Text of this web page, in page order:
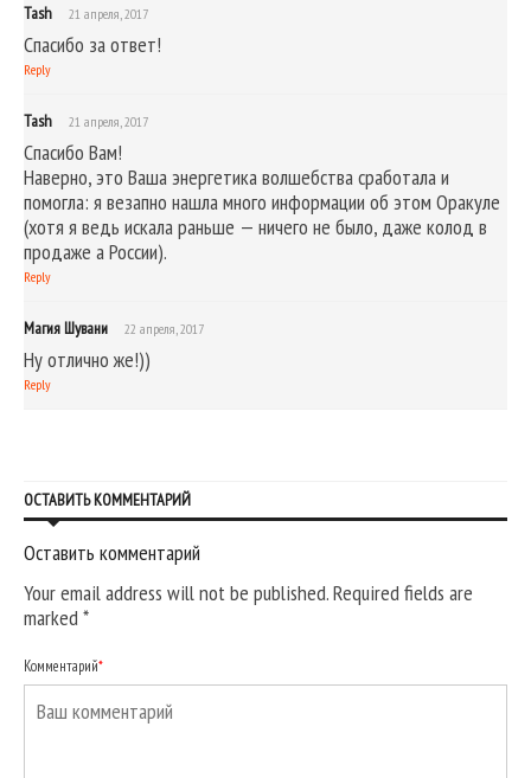
Tash 21 апреля, 2017
Спасибо за ответ!
Reply
Tash 21 апреля, 2017
Спасибо Вам!
Наверно, это Ваша энергетика волшебства сработала и
помогла: я везапно нашла много информации об этом Оракуле
(хотя я ведь искала раньше — ничего не было, даже колод в
продаже а России).
Reply
Магия Шувани 22 апреля, 2017
Ну отлично же!))
Reply
ОСТАВИТЬ КОММЕНТАРИЙ
Оставить комментарий
Your email address will not be published. Required fields are
marked*
Комментарий*